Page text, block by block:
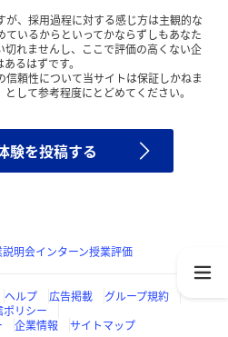
が、採用過程に対する感じ方は主観的な
いるからといってかならずしもあなた
切れませんし、ここで評価の高くない企
るはずです。
頼性について当サイトは保証しかねま
して参考程度にとどめてください。
験を投稿する
明会インターン授業評価
ヘルプ 広告掲載
グループ規約
リシー
企業情報 サイトマップ